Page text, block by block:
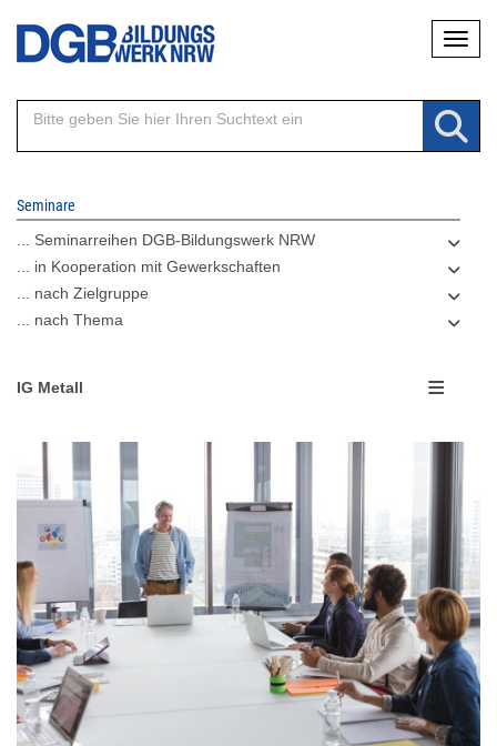
Direkt
Inhalt
Seminare
... Seminarreihen DGB-Bildungswerk NRW
... in Kooperation mit Gewerkschaften
... nach Zielgruppe
... nach Thema
IG Metall